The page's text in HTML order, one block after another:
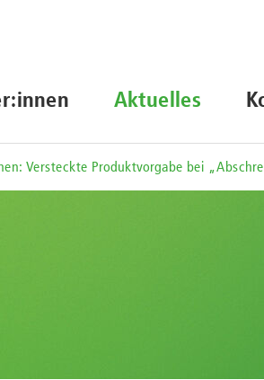
Aktuelles
Versteckte Produktvorgabe bei